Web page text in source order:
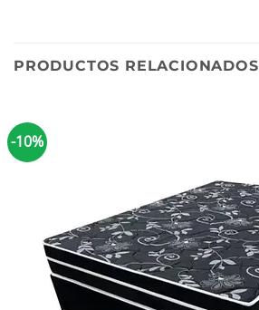
PRODUCTOS RELACIONADOS
-10%